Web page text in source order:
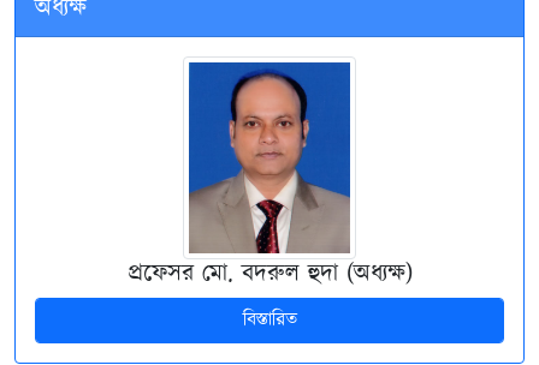
অধ্যক্ষ
প্রফেসর মো. বদরুল হুদা (অধ্যক্ষ)
বিস্তারিত